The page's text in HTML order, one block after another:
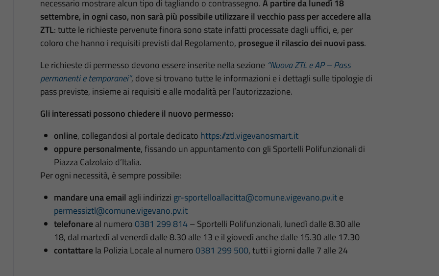
necessario mostrare alcun tipo di tagliando o contrassegno.A partire da lunedì 18
settembre, in ogni caso, non sarà più possibile utilizzare il vecchio pass per accedere alla
ZTL: tutte le richieste pervenute finora sono state infatti processate dagli uffici, e, per
coloro che hanno i requisiti previsti dal Regolamento, prosegue il rilascio dei nuovi pass.
Le richieste di permesso devono essere inserite nella sezione “Nuova ZTL e AP – Pass
permanenti e temporanei”, dove si trovano tutte le informazioni e i dettagli sulle tipologie di
pass previste, insieme ai requisiti e alle modalità per l’autorizzazione.
Gli interessati possono chiedere il nuovo permesso:
online, collegandosi al portale dedicato https://ztl.vigevanosmart.it
oppure personalmente, fissando un appuntamento con gli Sportelli Polifunzionali di
Piazza Calzolaio d’Italia.
Per ogni necessità, è sempre possibile:
mandare una email agli indirizzi gr-sportelloallacitta@comune.vigevano.pv.ite
permessiztl@comune.vigevano.pv.it
telefonareal numero0381 299 814– Sportelli Polifunzionali, lunedì dalle 8.30 alle
18, dal martedì al venerdì dalle 8.30 alle 13 e il giovedì anche dalle 15.30 alle 17.30
contattarela Polizia Locale al numero0381 299 500, tutti i giorni dalle 7 alle 24